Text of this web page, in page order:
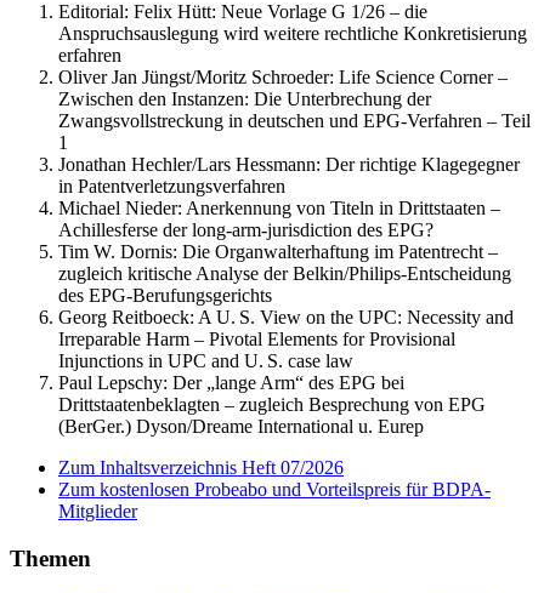
Editorial: Felix Hütt: Neue Vorlage G 1/26 – die
Anspruchsauslegung wird weitere rechtliche Konkretisierung
erfahren
Oliver Jan Jüngst/Moritz Schroeder: Life Science Corner –
Zwischen den Instanzen: Die Unterbrechung der
Zwangsvollstreckung in deutschen und EPG-Verfahren – Teil
1
Jonathan Hechler/Lars Hessmann: Der richtige Klagegegner
in Patentverletzungsverfahren
Michael Nieder: Anerkennung von Titeln in Drittstaaten –
Achillesferse der long-arm-jurisdiction des EPG?
Tim W. Dornis: Die Organwalterhaftung im Patentrecht –
zugleich kritische Analyse der Belkin/Philips-Entscheidung
des EPG-Berufungsgerichts
Georg Reitboeck: A U. S. View on the UPC: Necessity and
Irreparable Harm – Pivotal Elements for Provisional
Injunctions in UPC and U. S. case law
Paul Lepschy: Der „lange Arm“ des EPG bei
Drittstaatenbeklagten – zugleich Besprechung von EPG
(BerGer.) Dyson/Dreame International u. Eurep
Zum Inhaltsverzeichnis Heft 07/2026
Zum kostenlosen Probeabo und Vorteilspreis für BDPA-
Mitglieder
Themen